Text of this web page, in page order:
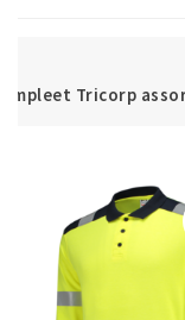
door Uniwork